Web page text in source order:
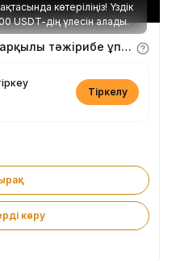
көтеріліңіз! Үздік
USDT-дің үлесін алады.
Тапсырмаларды орындау арқылы тәжірибе ұпайларын алыңыз
Тіркелу
көру